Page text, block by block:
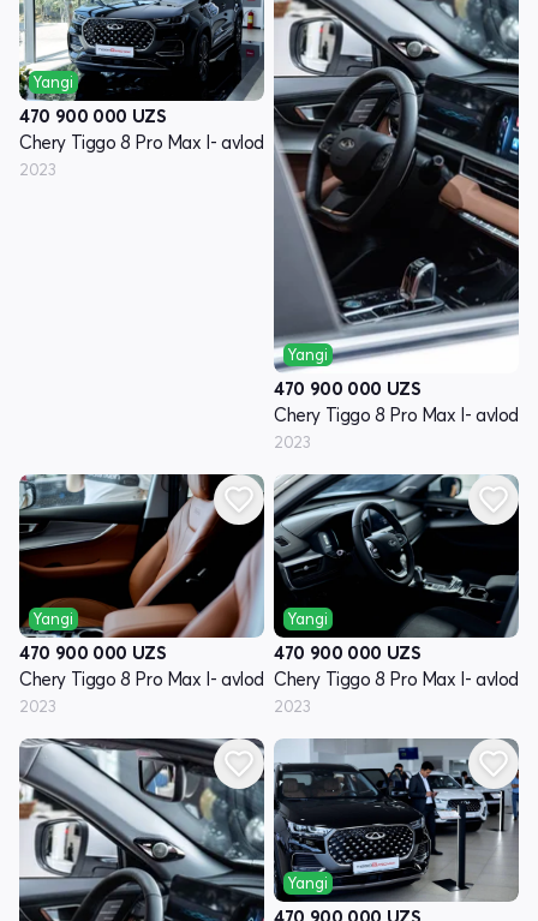
Yangi
470 900 000 UZS
Chery Tiggo 8 Pro Max I- avlod
2023
Yangi
470 900 000 UZS
Chery Tiggo 8 Pro Max I- avlod
2023
Yangi
470 900 000 UZS
Chery Tiggo 8 Pro Max I- avlod
2023
Yangi
470 900 000 UZS
Chery Tiggo 8 Pro Max I- avlod
2023
Yangi